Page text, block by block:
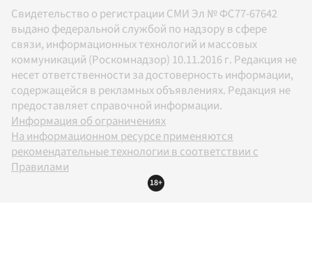
Свидетельство о регистрации СМИ Эл № ФС77-67642
выдано федеральной службой по надзору в сфере
связи, информационных технологий и массовых
коммуникаций (Роскомнадзор) 10.11.2016 г. Редакция не
несет ответственности за достоверность информации,
содержащейся в рекламных объявлениях. Редакция не
предоставляет справочной информации.
Информация об ограничениях
На информационном ресурсе применяются
рекомендательные технологии в соответствии с
Правилами
18+